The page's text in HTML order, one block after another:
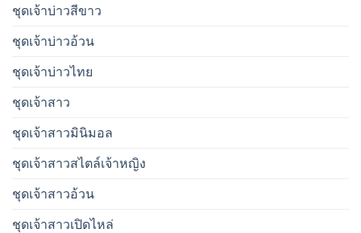
ชุดเจ้าบ่าวสีขาว
ชุดเจ้าบ่าวอ้วน
ชุดเจ้าบ่าวไทย
ชุดเจ้าสาว
ชุดเจ้าสาวมินิมอล
ชุดเจ้าสาวสไตล์เจ้าหญิง
ชุดเจ้าสาวอ้วน
ชุดเจ้าสาวเปิดไหล่